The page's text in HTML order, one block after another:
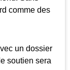
comme des
un dossier
soutien sera